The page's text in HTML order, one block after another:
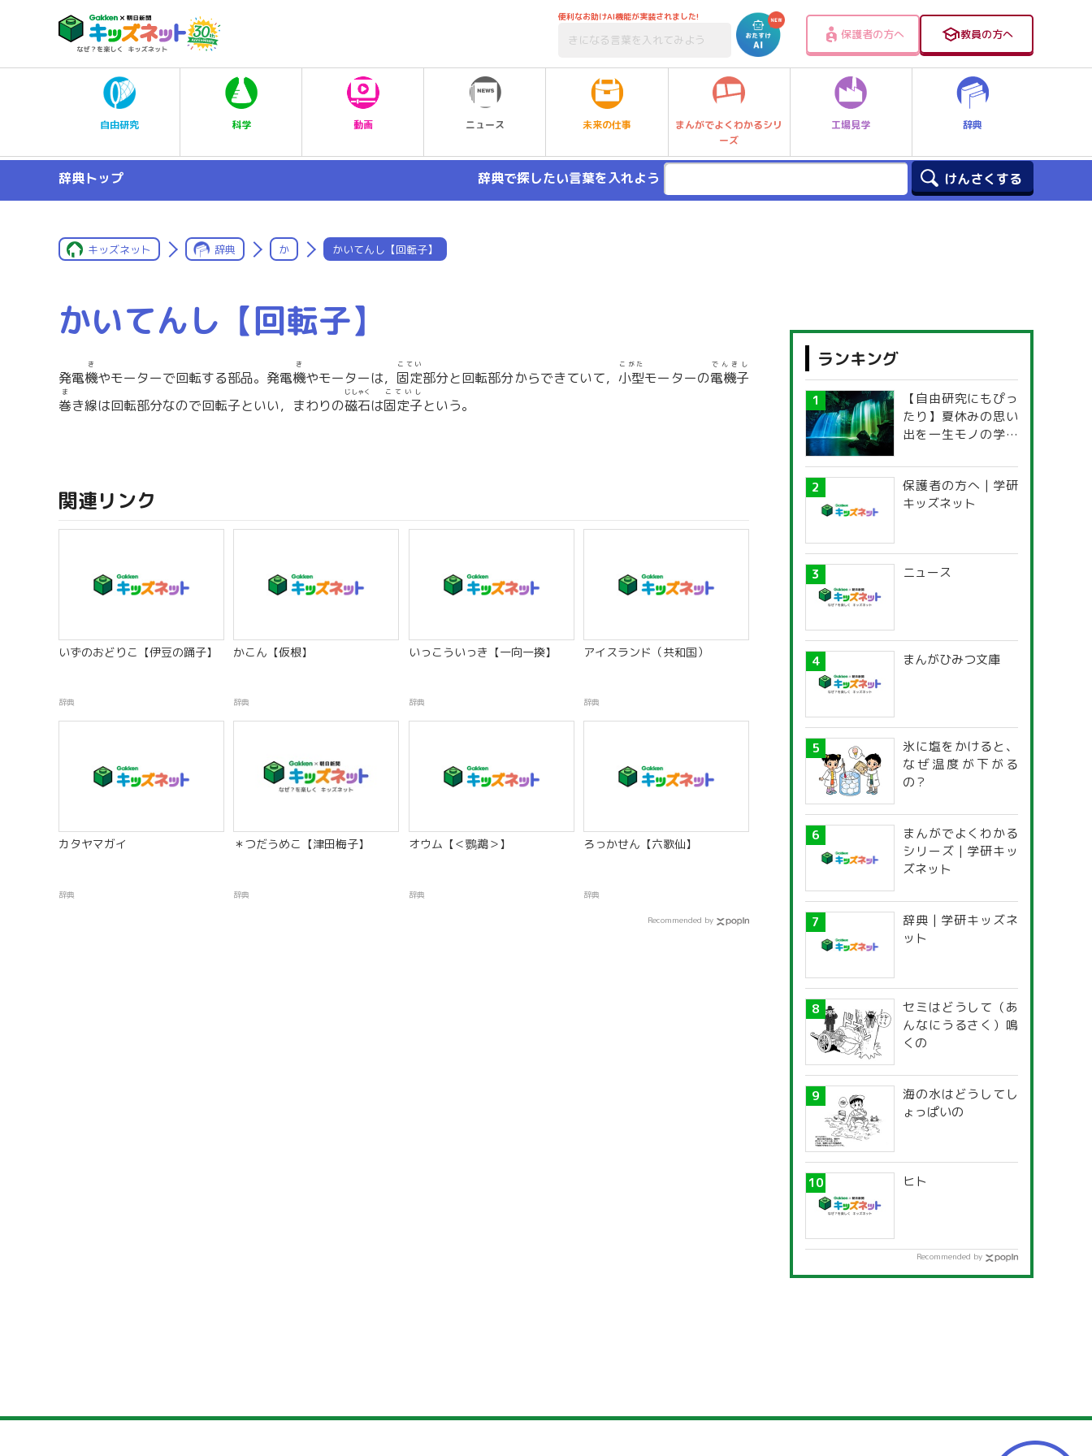
便利なお助けAI機能が実装されました!
保護者の方へ 教員の方へ
自由研究 科学 動画 ニュース 未来の仕事
まんがでよくわかるシリ
ーズ
工場見学 辞典
辞典トップ 辞典で探したい言葉を入れよう
キッズネット 辞典 か かいてんし【回転子】
かいてんし【回転子】
発電機
き
やモーターで回転する部品。発電機
き
やモーターは， 固定
こてい
部分と回転部分からできていて， 小型
こがた
モーターの電機子
でんきし
巻
ま
き線は回転部分なので回転子といい，まわりの磁石
じしゃく
は固定子
こていし
という。
関連リンク
いずのおどりこ【伊豆の踊子】
辞典
かこん【仮根】
辞典
いっこういっき【一向一揆】
辞典
アイスランド（共和国）
辞典
カタヤマガイ
辞典
＊つだうめこ【津田梅子】
辞典
オウム【＜鸚鵡＞】
辞典
ろっかせん【六歌仙】
辞典
Recommended by
ランキング
【自由研究にもぴっ
たり】夏休みの思い
出を一生モノの学び
探究ガイド
保護者の方へ | 学研
キッズネット
ニュース
まんがひみつ文庫
氷に塩をかけると、
なぜ温度が下がる
の？
まんがでよくわかる
シリーズ | 学研キッ
ズネット
辞典 | 学研キッズネ
ット
セミはどうして（あ
んなにうるさく）鳴
くの
海の水はどうしてし
ょっぱいの
ヒト
Recommended by